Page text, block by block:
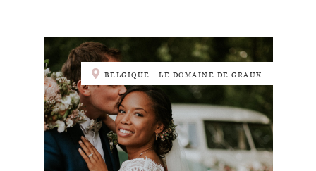
BELGIQUE - LE DOMAINE DE GRAUX